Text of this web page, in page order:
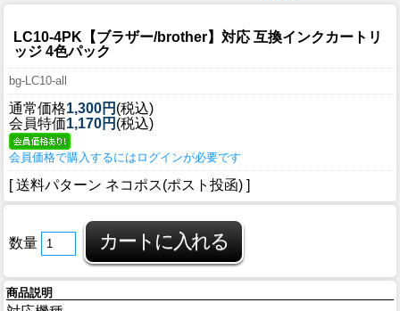
LC10-4PK【ブラザー/brother】対応 互換インクカートリ
ッジ 4色パック
bg-LC10-all
通常価格1,300円 (税込)
会員特価1,170円 (税込)
会員価格で購入するにはログインが必要です
[ 送料パターン ネコポス(ポスト投函) ]
数量
商品説明